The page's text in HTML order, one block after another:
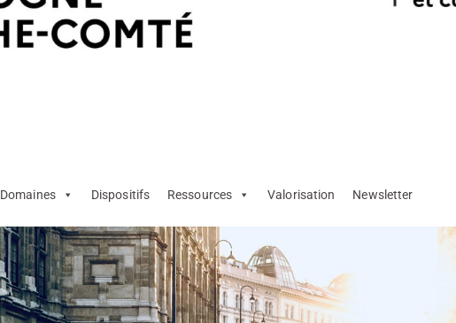
Domaines Dispositifs Ressources Valorisation Newsletter